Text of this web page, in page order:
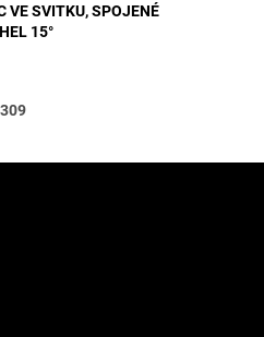
VE SVITKU, SPOJENÉ
15°